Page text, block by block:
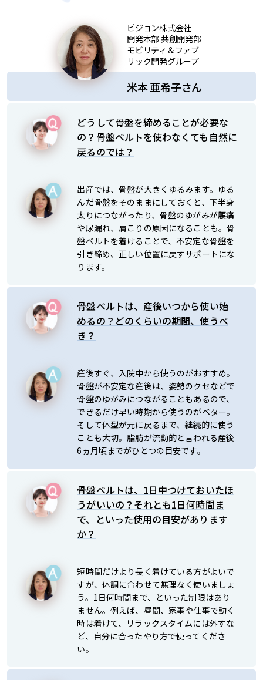
ピジョン株式会社
開発本部 共創開発部
モビリティ＆ファブ
リック開発グループ
米本 亜希子さん
どうして骨盤を締めることが必要な
の？骨盤ベルトを使わなくても自然に
戻るのでは？
出産では、骨盤が大きくゆるみます。ゆる
んだ骨盤をそのままにしておくと、下半身
太りにつながったり、骨盤のゆがみが腰痛
や尿漏れ、肩こりの原因になることも。骨
盤ベルトを着けることで、不安定な骨盤を
引き締め、正しい位置に戻すサポートにな
ります。
骨盤ベルトは、産後いつから使い始
めるの？どのくらいの期間、使うべ
き？
産後すぐ、入院中から使うのがおすすめ。
骨盤が不安定な産後は、姿勢のクセなどで
骨盤のゆがみにつながることもあるので、
できるだけ早い時期から使うのがベター。
そして体型が元に戻るまで、継続的に使う
ことも大切。脂肪が流動的と言われる産後
6ヵ月頃までがひとつの目安です。
骨盤ベルトは、1日中つけておいたほ
うがいいの？それとも1日何時間ま
で、といった使用の目安があります
か？
短時間だけより長く着けている方がよいで
すが、体調に合わせて無理なく使いましょ
う。1日何時間まで、といった制限はあり
ません。例えば、昼間、家事や仕事で動く
時は着けて、リラックスタイムには外すな
ど、自分に合ったやり方で使ってくださ
い。